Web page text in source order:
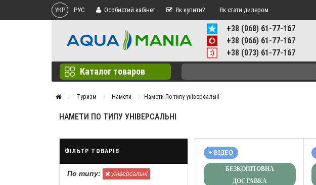
УКР РУС Особистий кабінет Як купити? Як стати дилером
+38 (068) 61-77-167
+38 (066) 61-77-167
+38 (073) 61-77-167
Каталог товаров
Туризм Намети Намети По типу універсальні
НАМЕТИ ПО ТИПУ УНІВЕРСАЛЬНІ
ФІЛЬТР ТОВАРІВ
По типу: універсальні
+ ВІДЕО
БЕЗКОШТОВНА
ДОСТАВКА